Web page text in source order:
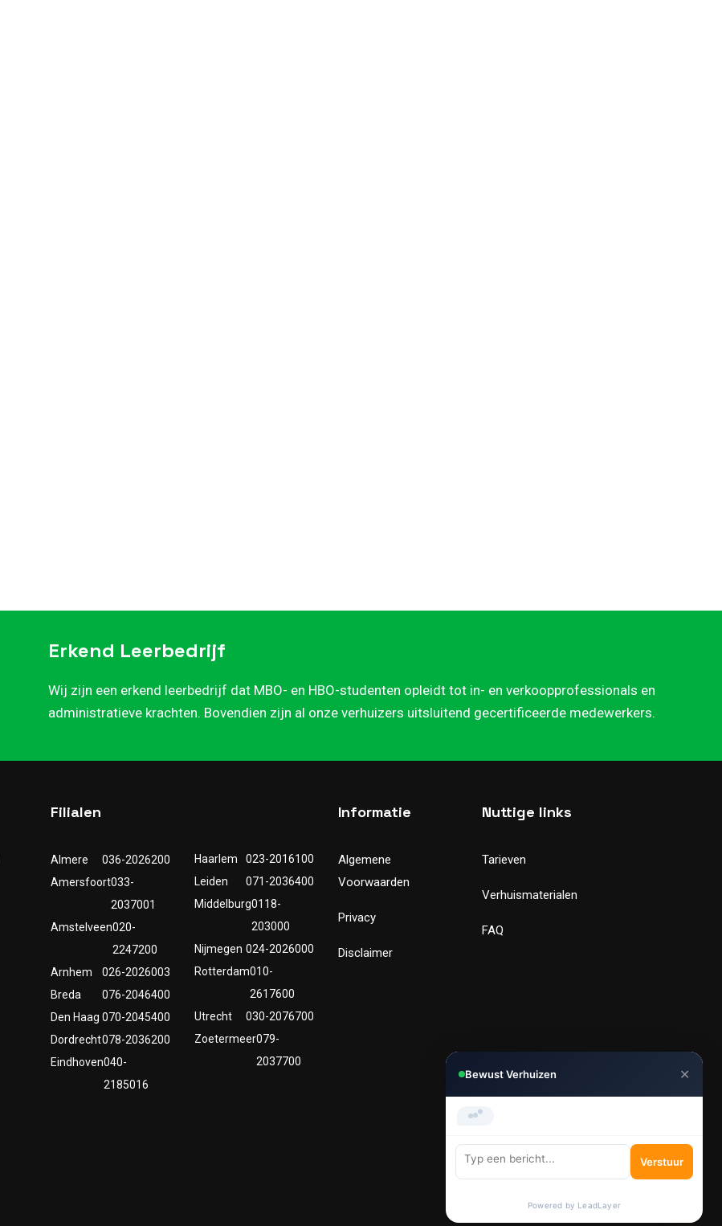
Erkend Leerbedrijf
Wij zijn een erkend leerbedrijf dat MBO- en HBO-studenten opleidt tot in- en verkoopprofessionals en
administratieve krachten. Bovendien zijn al onze verhuizers uitsluitend gecertificeerde medewerkers.
Filialen
Almere
036-2026200
Amersfoort033-
2037001
Amstelveen020-
2247200
Arnhem
026-2026003
Breda
076-2046400
Den Haag 070-2045400
Dordrecht078-2036200
Eindhoven040-
2185016
Haarlem
023-2016100
Leiden
071-2036400
Middelburg0118-
203000
Nijmegen 024-2026000
Rotterdam010-
2617600
Utrecht
030-2076700
Zoetermeer079-
2037700
Informatie
Algemene
Voorwaarden
Privacy
Disclaimer
Nuttige links
Tarieven
Verhuismaterialen
FAQ
✕
Hi, Kunnen we je helpen met
verhuizen?
Verstuur
Powered by LeadLayer